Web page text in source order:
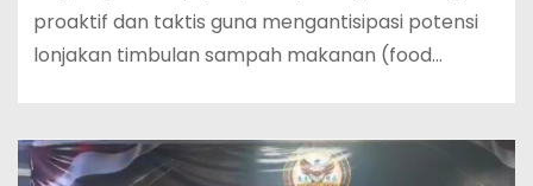
proaktif dan taktis guna mengantisipasi potensi
lonjakan timbulan sampah makanan (food…